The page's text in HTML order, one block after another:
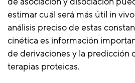
estimar cuál será más útil in
análisis preciso de estas
cinética es información
de derivaciones y la predicción
terapias proteicas.